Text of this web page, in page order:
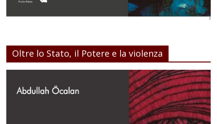
Oltre lo Stato, il Potere e la violenza